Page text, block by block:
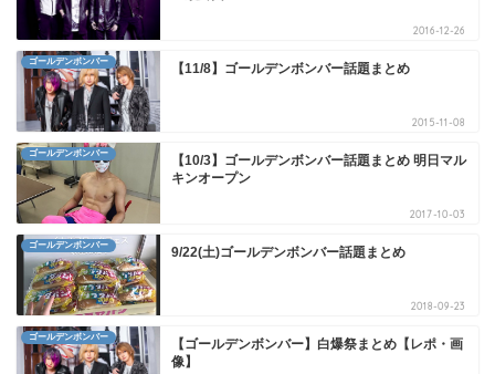
2016-12-26
ゴールデンボンバー 【11/8】ゴールデンボンバー話題まとめ
2015-11-08
ゴールデンボンバー
【10/3】ゴールデンボンバー話題まとめ 明日マル
キンオープン
2017-10-03
ゴールデンボンバー 9/22(土)ゴールデンボンバー話題まとめ
2018-09-23
ゴールデンボンバー
【ゴールデンボンバー】白爆祭まとめ【レポ・画
像】